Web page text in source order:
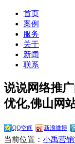
首页
案例
服务
关于
新闻
联系
说说网络推
优化,佛山网
QQ空间 新浪微博
当前位置： 小禹营